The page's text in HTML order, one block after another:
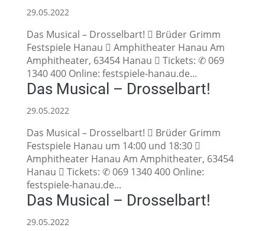
29.05.2022
Das Musical – Drosselbart!  Brüder Grimm
Festspiele Hanau  Amphitheater Hanau Am
Amphitheater, 63454 Hanau  Tickets: ✆ 069
1340 400 Online: festspiele-hanau.de...
Das Musical – Drosselbart!
29.05.2022
Das Musical – Drosselbart!  Brüder Grimm
Festspiele Hanau um 14:00 und 18:30 
Amphitheater Hanau Am Amphitheater, 63454
Hanau  Tickets: ✆ 069 1340 400 Online:
festspiele-hanau.de...
Das Musical – Drosselbart!
29.05.2022